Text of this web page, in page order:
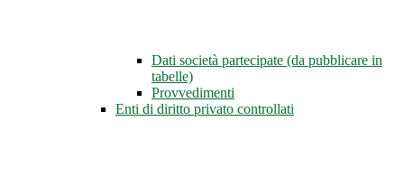
Dati società partecipate (da pubblicare in
tabelle)
Provvedimenti
Enti di diritto privato controllati